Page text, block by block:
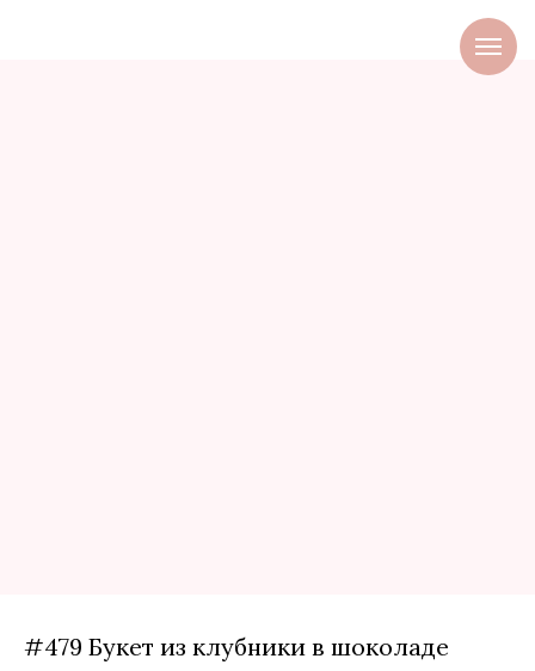
#479 Букет из клубники в шоколаде